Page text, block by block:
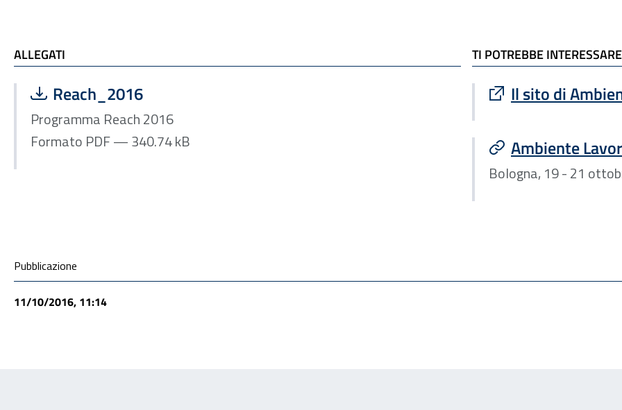
ALLEGATI e TI POTREBBE INTERESSARE
ALLEGATI
Scarica file:
Reach_2016
Formato PDF — Dimensione 340.74 kB
Programma Reach 2016
Formato PDF — 340.74 kB
TI POTREBBE INTERESSARE
Il sito di
Sito esterno : apre
Ambiente
Bologna, 19 - 21
Condivisione social
Pubblicazione
11/10/2016, 11:14